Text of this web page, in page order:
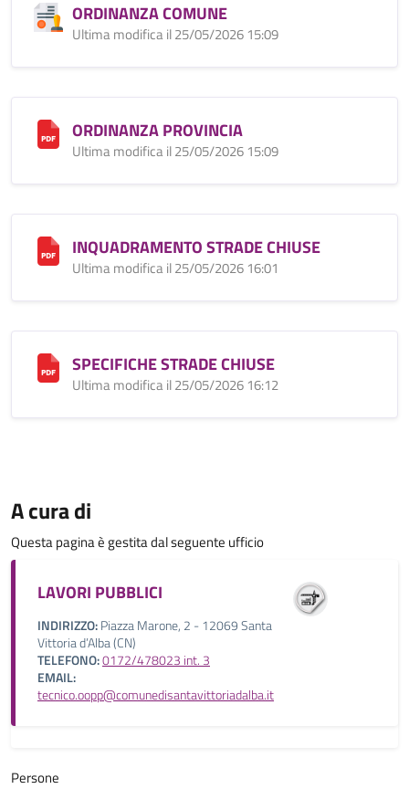
ORDINANZA COMUNE
Ultima modifica il 25/05/2026 15:09
ORDINANZA PROVINCIA
Ultima modifica il 25/05/2026 15:09
INQUADRAMENTO STRADE CHIUSE
Ultima modifica il 25/05/2026 16:01
SPECIFICHE STRADE CHIUSE
Ultima modifica il 25/05/2026 16:12
A cura di
Questa pagina è gestita dal seguente ufficio
LAVORI PUBBLICI
INDIRIZZO:Piazza Marone, 2 - 12069 Santa
Vittoria d’Alba (CN)
TELEFONO:0172/478023 int. 3
EMAIL:
tecnico.oopp@comunedisantavittoriadalba.it
Persone